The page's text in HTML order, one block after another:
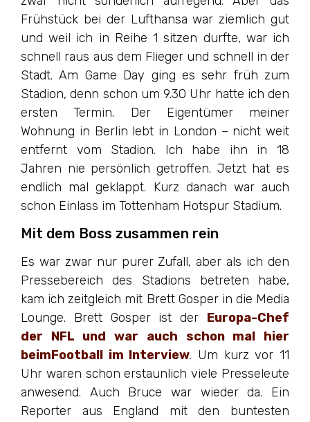
Frühstück bei der Lufthansa war ziemlich gut
und weil ich in Reihe 1 sitzen durfte, war ich
schnell raus aus dem Flieger und schnell in der
Stadt. Am Game Day ging es sehr früh zum
Stadion, denn schon um 9.30 Uhr hatte ich den
ersten Termin. Der Eigentümer meiner
Wohnung in Berlin lebt in London – nicht weit
entfernt vom Stadion. Ich habe ihn in 18
Jahren nie persönlich getroffen. Jetzt hat es
endlich mal geklappt. Kurz danach war auch
schon Einlass im Tottenham Hotspur Stadium.
Mit dem Boss zusammen rein
Es war zwar nur purer Zufall, aber als ich den
Pressebereich des Stadions betreten habe,
kam ich zeitgleich mit Brett Gosper in die Media
Lounge. Brett Gosper ist der Europa-Chef
der NFL und war auch schon mal hier
beimFootball im Interview. Um kurz vor 11
Uhr waren schon erstaunlich viele Presseleute
anwesend. Auch Bruce war wieder da. Ein
Reporter aus England mit den buntesten